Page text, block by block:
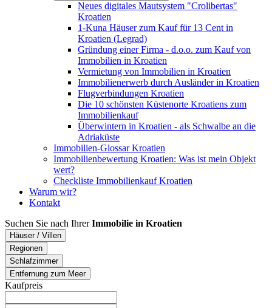
Neues digitales Mautsystem "Crolibertas"
Kroatien
1-Kuna Häuser zum Kauf für 13 Cent in
Kroatien (Legrad)
Gründung einer Firma - d.o.o. zum Kauf von
Immobilien in Kroatien
Vermietung von Immobilien in Kroatien
Immobilienerwerb durch Ausländer in Kroatien
Flugverbindungen Kroatien
Die 10 schönsten Küstenorte Kroatiens zum
Immobilienkauf
Überwintern in Kroatien - als Schwalbe an die
Adriaküste
Immobilien-Glossar Kroatien
Immobilienbewertung Kroatien: Was ist mein Objekt
wert?
Checkliste Immobilienkauf Kroatien
Warum wir?
Kontakt
Suchen Sie nach IhrerImmobilie in Kroatien
Häuser / Villen
Regionen
Schlafzimmer
Entfernung zum Meer
Kaufpreis